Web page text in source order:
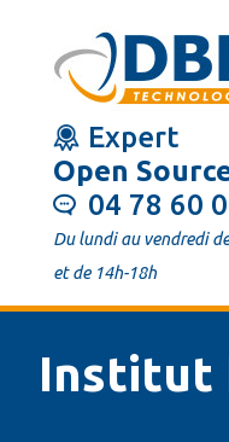
principal
Expert
Open
04 78 60
Du lundi au vendredi
et de 14h-18h
Institut